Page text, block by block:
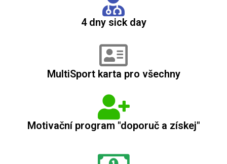
4 dny sick day
MultiSport karta pro všechny
Motivační program "doporuč a získej"